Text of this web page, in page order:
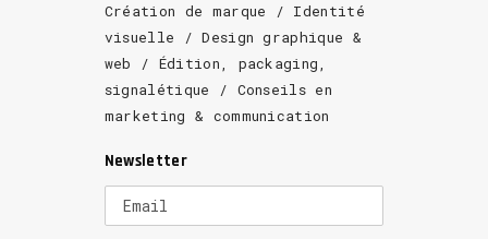
Création de marque / Identité
visuelle / Design graphique &
web / Édition, packaging,
signalétique / Conseils en
marketing & communication
Newsletter